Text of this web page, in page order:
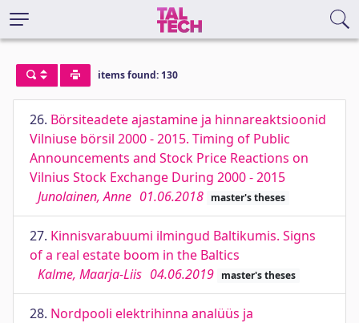
items found: 130
26. Börsiteadete ajastamine ja hinnareaktsioonid
Vilniuse börsil 2000 - 2015. Timing of Public
Announcements and Stock Price Reactions on
Vilnius Stock Exchange During 2000 - 2015
Junolainen, Anne 01.06.2018 master's theses
27. Kinnisvarabuumi ilmingud Baltikumis. Signs
of a real estate boom in the Baltics
Kalme, Maarja-Liis 04.06.2019 master's theses
28. Nordpooli elektrihinna analüüs ja